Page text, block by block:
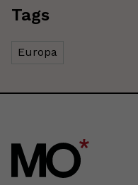
Tags
Europa